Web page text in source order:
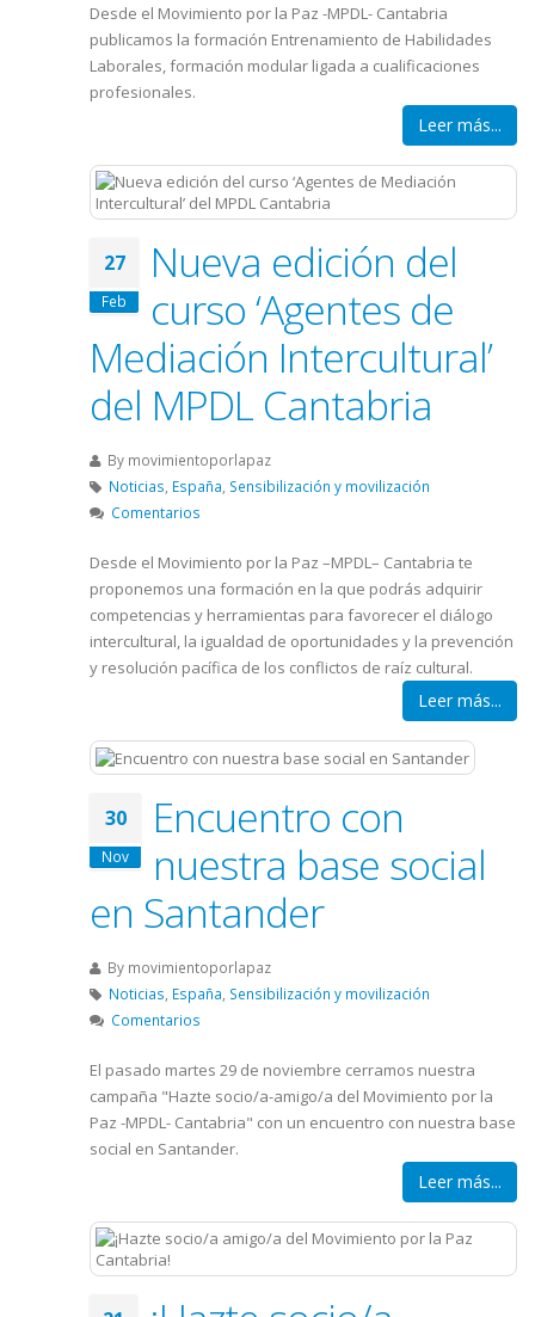
Desde el Movimiento por la Paz -MPDL- Cantabria
publicamos la formación Entrenamiento de Habilidades
Laborales, formación modular ligada a cualificaciones
profesionales.
Leer más...
27
Feb
Nueva edición del
curso ‘Agentes de
Mediación Intercultural’
del MPDL Cantabria
By movimientoporlapaz
Noticias España Sensibilización y movilización
Comentarios
Desde el Movimiento por la Paz –MPDL– Cantabria te
proponemos una formación en la que podrás adquirir
competencias y herramientas para favorecer el diálogo
intercultural, la igualdad de oportunidades y la prevención
y resolución pacífica de los conflictos de raíz cultural.
Leer más...
30
Nov
Encuentro con
nuestra base social
en Santander
By movimientoporlapaz
Noticias España Sensibilización y movilización
Comentarios
El pasado martes 29 de noviembre cerramos nuestra
campaña "Hazte socio/a-amigo/a del Movimiento por la
Paz -MPDL- Cantabria" con un encuentro con nuestra base
social en Santander.
Leer más...